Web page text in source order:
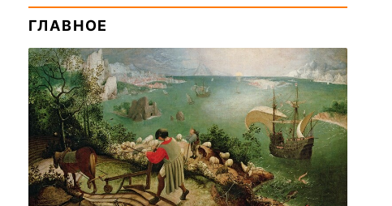
ГЛАВНОЕ